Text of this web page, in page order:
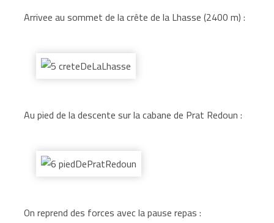
Arrivee au sommet de la crête de la Lhasse (2400 m) :
Au pied de la descente sur la cabane de Prat Redoun :
On reprend des forces avec la pause repas :